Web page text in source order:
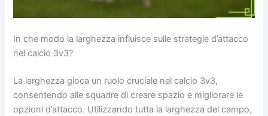
In che modo la larghezza influisce sulle strategie d’attacco
nel calcio 3v3?
La larghezza gioca un ruolo cruciale nel calcio 3v3,
consentendo alle squadre di creare spazio e migliorare le
opzioni d’attacco. Utilizzando tutta la larghezza del campo,